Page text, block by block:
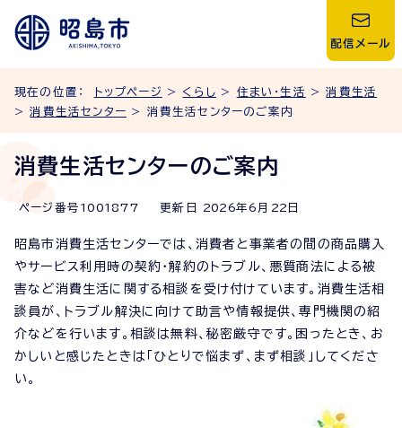
配信メール
現在の位置： トップページ > くらし > 住まい・生活 >消費生活
>消費生活センター > 消費生活センターのご案内
消費生活センターのご案内
ページ番号 1001877 更新日 2026年6月 22 日
昭島市消費生活センターでは、消費者と事業者の間の商品購入
やサービス利用時の契約・解約のトラブル、悪質商法による被
害など消費生活に関する相談を受け付けています。消費生活相
談員が、トラブル解決に向けて助言や情報提供、専門機関の紹
介などを行います。相談は無料、秘密厳守です。困ったとき、お
かしいと感じたときは「ひとりで悩まず、まず相談」してくださ
い。